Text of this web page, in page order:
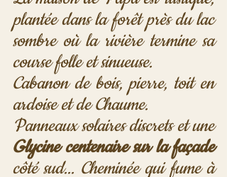
plantée dans la forêt près du lac
sombre où la rivière termine sa
course folle et sinueuse.
Cabanon de bois, pierre, toit en
ardoise et de Chaume.
Panneaux solaires discrets et une
Glycine centenaire sur la façade
côté sud... Cheminée qui fume à